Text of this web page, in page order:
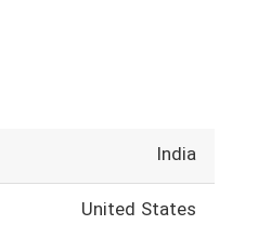
India
United States